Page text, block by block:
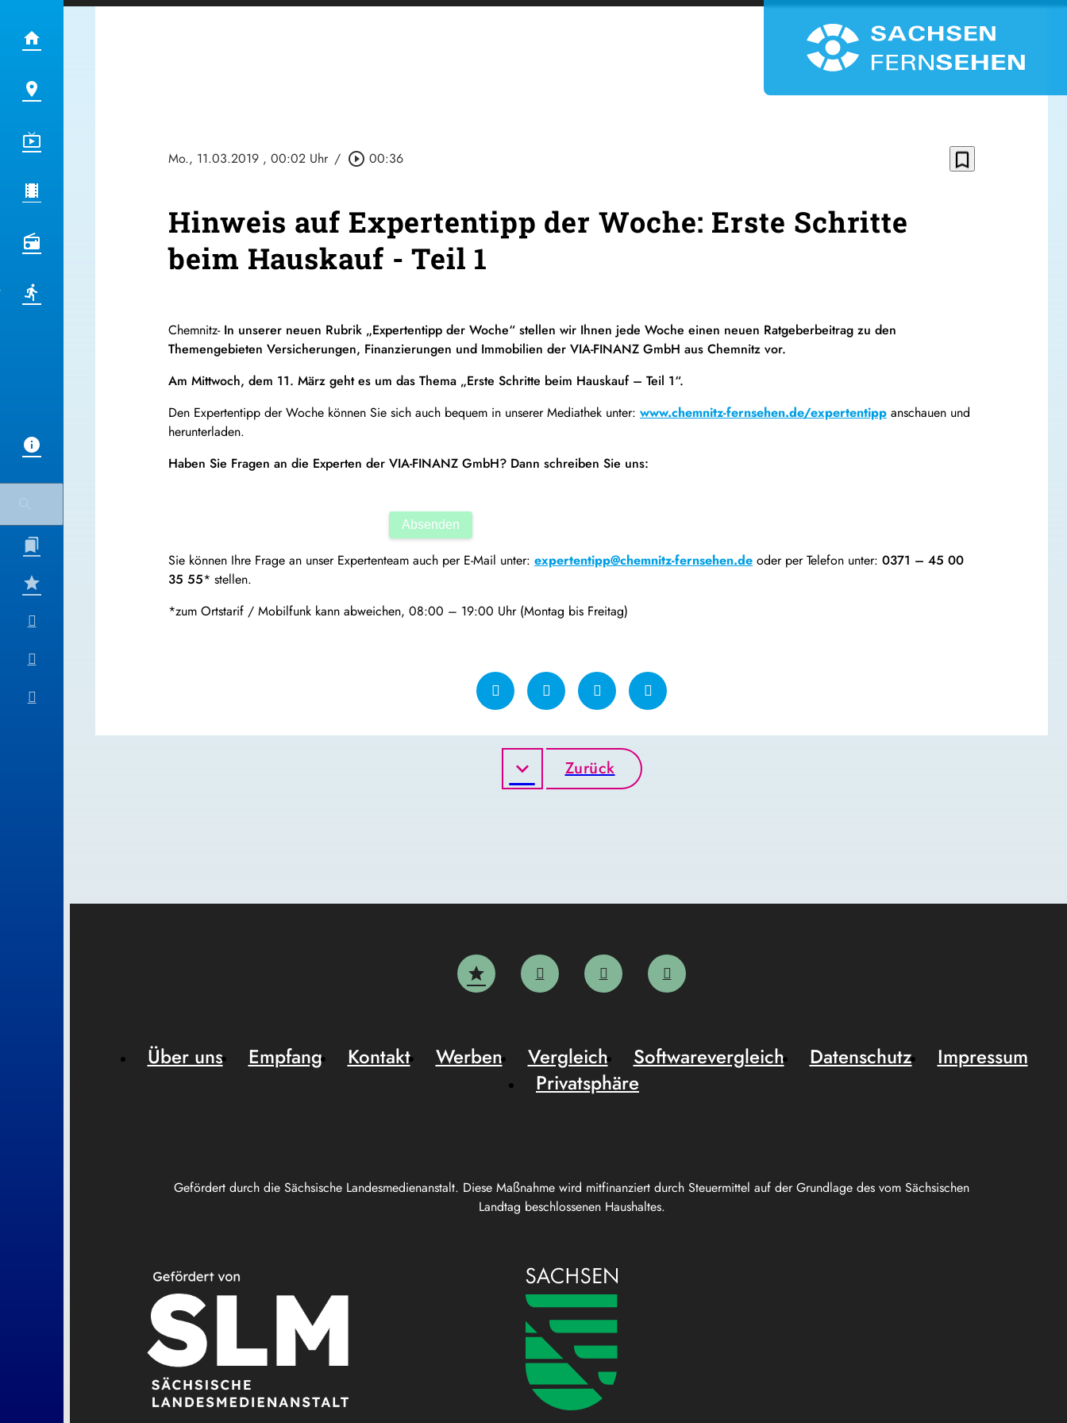
Mo., 11.03.2019 , 00:02 Uhr / play_circle_outline 00:36 bookmark_border
Hinweis auf Expertentipp der Woche: Erste Schritte
beim Hauskauf - Teil 1
Chemnitz- In unserer neuen Rubrik „Expertentipp der Woche“ stellen wir Ihnen jede Woche einen neuen Ratgeberbeitrag zu den
Themengebieten Versicherungen, Finanzierungen und Immobilien der VIA-FINANZ GmbH aus Chemnitz vor.
Am Mittwoch, dem 11. März geht es um das Thema „Erste Schritte beim Hauskauf – Teil 1“.
Den Expertentipp der Woche können Sie sich auch bequem in unserer Mediathek unter: www.chemnitz-fernsehen.de/expertentipp anschauen und
herunterladen.
Haben Sie Fragen an die Experten der VIA-FINANZ GmbH? Dann schreiben Sie uns:
Sie können Ihre Frage an unser Expertenteam auch per E-Mail unter: expertentipp@chemnitz-fernsehen.de oder per Telefon unter: 0371 – 45 00
35 55* stellen.
*zum Ortstarif / Mobilfunk kann abweichen, 08:00 – 19:00 Uhr (Montag bis Freitag)
Zurück
Gefördert durch die Sächsische Landesmedienanstalt. Diese Maßnahme wird mitfinanziert durch Steuermittel auf der Grundlage des vom Sächsischen
Landtag beschlossenen Haushaltes.
Über uns Empfang Kontakt Werben Vergleich Softwarevergleich Datenschutz
Impressum
Privatsphäre